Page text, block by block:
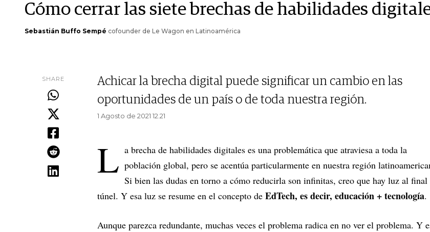
Cómo cerrar las siete brechas de habilidades
Sebastián Buffo Sempé cofounder de Le Wagon en Latinoamérica
SHARE
Achicar la brecha digital puede significar un cambio en las
oportunidades de un país o de toda nuestra región.
1 Agosto de 2021 12.21
L a brecha de habilidades digitales es una problemática que atraviesa a toda la
población global, pero se acentúa particularmente en nuestra región
Si bien las dudas en torno a cómo reducirla son infinitas, creo que hay luz al final
túnel. Y esa luz se resume en el concepto de EdTech, es decir, educación + tecnología.
Aunque parezca redundante, muchas veces el problema radica en no ver el problema. Y